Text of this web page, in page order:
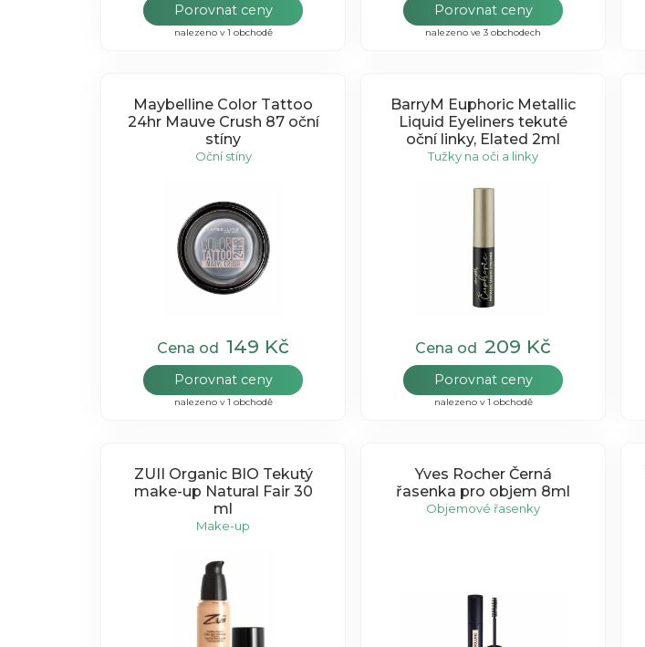
Porovnat ceny
nalezeno v 1 obchodě
Porovnat ceny
nalezeno ve 3 obchodech
Maybelline Color Tattoo
24hr Mauve Crush 87 oční
stíny
Oční stíny
Cena od 149 Kč
Porovnat ceny
nalezeno v 1 obchodě
BarryM Euphoric Metallic
Liquid Eyeliners tekuté
oční linky, Elated 2ml
Tužky na oči a linky
Cena od 209 Kč
Porovnat ceny
nalezeno v 1 obchodě
ZUII Organic BIO Tekutý
make-up Natural Fair 30
ml
Make-up
Yves Rocher Černá
řasenka pro objem 8ml
Objemové řasenky